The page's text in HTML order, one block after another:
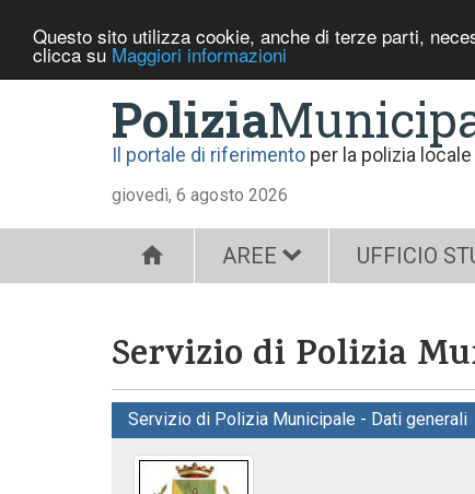
Questo sito utilizza cookie, anche di terze parti,
clicca su Maggiori informazioni
Polizia
Il portale di riferimento per la polizia locale
giovedì, 6 agosto 2026
AREE UFFICIO
Servizio di Polizia
Servizio di Polizia Municipale - Dati generali